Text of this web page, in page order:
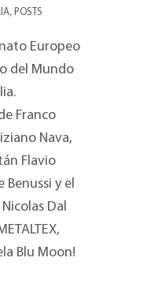
, POSTS
Europeo
del Mundo
Franco
Nava,
Flavio
Benussi y el
Dal
Blu Moon!